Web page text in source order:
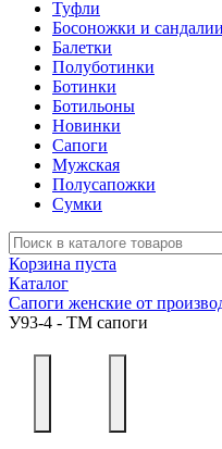
Туфли
Босоножки и сандалии
Балетки
Полуботинки
Ботинки
Ботильоны
Новинки
Сапоги
Мужская
Полусапожки
Сумки
Корзина пуста
Каталог
Сапоги женские от
У93-4 - ТМ сапоги